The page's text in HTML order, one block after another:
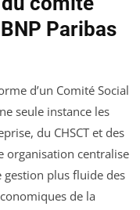
Paribas
d’un Comité Social
seule instance les
du CHSCT et des
organisation centralise
plus fluide des
de la